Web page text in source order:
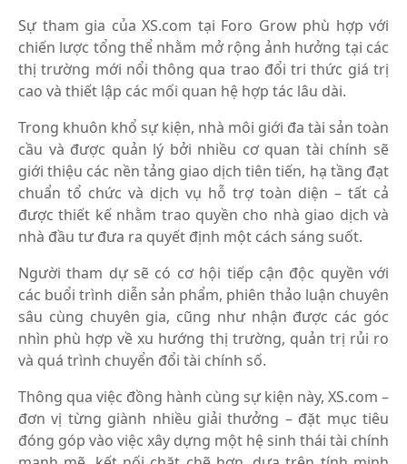
Sự tham gia của XS.com tại Foro Grow phù hợp với
chiến lược tổng thể nhằm mở rộng ảnh hưởng tại các
thị trường mới nổi thông qua trao đổi tri thức giá trị
cao và thiết lập các mối quan hệ hợp tác lâu dài.
Trong khuôn khổ sự kiện, nhà môi giới đa tài sản toàn
cầu và được quản lý bởi nhiều cơ quan tài chính sẽ
giới thiệu các nền tảng giao dịch tiên tiến, hạ tầng đạt
chuẩn tổ chức và dịch vụ hỗ trợ toàn diện – tất cả
được thiết kế nhằm trao quyền cho nhà giao dịch và
nhà đầu tư đưa ra quyết định một cách sáng suốt.
Người tham dự sẽ có cơ hội tiếp cận độc quyền với
các buổi trình diễn sản phẩm, phiên thảo luận chuyên
sâu cùng chuyên gia, cũng như nhận được các góc
nhìn phù hợp về xu hướng thị trường, quản trị rủi ro
và quá trình chuyển đổi tài chính số.
Thông qua việc đồng hành cùng sự kiện này, XS.com –
đơn vị từng giành nhiều giải thưởng – đặt mục tiêu
đóng góp vào việc xây dựng một hệ sinh thái tài chính